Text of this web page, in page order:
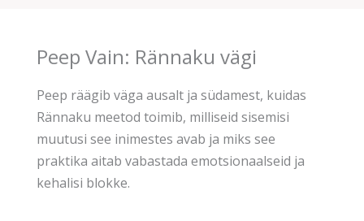
Peep Vain: Rännaku vägi
Peep räägib väga ausalt ja südamest, kuidas
Rännaku meetod toimib, milliseid sisemisi
muutusi see inimestes avab ja miks see
praktika aitab vabastada emotsionaalseid ja
kehalisi blokke.